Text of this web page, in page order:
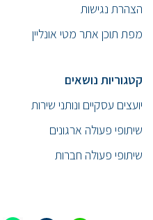
הצהרת נגישות
מפת תוכן אתר מטי אונליין
קטגוריות נושאים
יועצים עסקיים ונותני שירות
שיתופי פעולה ארגונים
שיתופי פעולה חברות